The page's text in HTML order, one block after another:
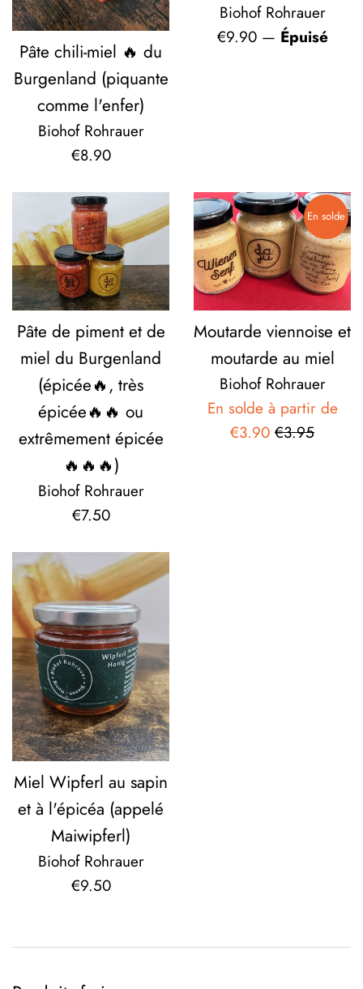
Pâte chili-miel 🔥 du
Burgenland (piquante
comme l'enfer)
Biohof Rohrauer
Prix
€8.90
Biohof Rohrauer
Prix
€9.90 — Épuisé
Pâte de piment et de
miel du Burgenland
(épicée🔥, très
épicée🔥🔥 ou
extrêmement épicée
🔥🔥🔥)
Biohof Rohrauer
Prix
€7.50
Moutarde viennoise et
moutarde au miel
Biohof Rohrauer
En solde à partir de
€3.90 Prix
€3.95
En solde
Miel Wipferl au sapin
et à l'épicéa (appelé
Maiwipferl)
Biohof Rohrauer
Prix
€9.50